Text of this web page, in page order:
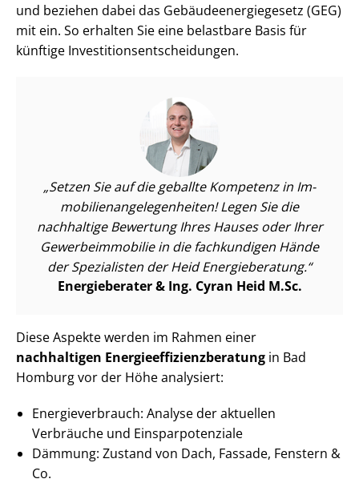
und beziehen dabei das Ge­bäu­de­en­er­gie­ge­setz (GEG)
mit ein. So erhalten Sie eine belastbare Basis für
künftige In­ves­ti­ti­ons­ent­schei­dun­gen.
Setzen Sie auf die geballte Kompetenz in Im­
mo­bi­li­en­an­ge­le­gen­hei­ten! Legen Sie die
nachhaltige Bewertung Ihres Hauses oder Ihrer
Ge­wer­be­im­mo­bi­lie in die fachkundigen Hände
der Spezialisten der Heid Energieberatung.
Energieberater & Ing. Cyran Heid M.Sc.
Diese Aspekte werden im Rahmen einer
nachhaltigen En­er­gie­ef­fi­zi­enz­be­ra­tung in Bad
Homburg vor der Höhe analysiert:
En­er­gie­ver­brauch: Analyse der aktuellen
Verbräuche und Ein­spar­po­ten­zia­le
Dämmung: Zustand von Dach, Fassade, Fenstern &
Co.